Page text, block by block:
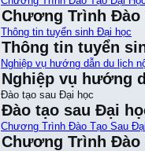
Chương Trình Đào
Thông tin tuyển sinh Đại học
Thông tin tuyển
Nghiệp vụ hướng dẫn du lịch
Nghiệp vụ hướng
Đào tạo sau Đại học
Đào tạo sau Đại
Chương Trình Đào Tạo Sau
Chương Trình Đào